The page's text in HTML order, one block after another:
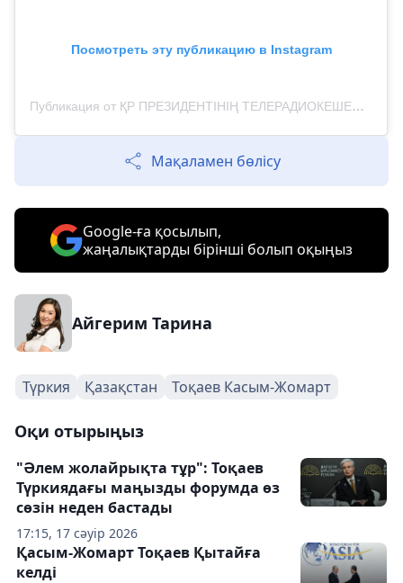
Посмотреть эту публикацию в Instagram
Публикация от ҚР ПРЕЗИДЕНТІНІҢ ТЕЛЕРАДИОКЕШЕНІ (@ptrk.kz)
Мақаламен бөлісу
Google-ға қосылып,
жаңалықтарды бірінші болып оқыңыз
Айгерим Тарина
Түркия Қазақстан Тоқаев Касым-Жомарт
Оқи отырыңыз
17:15, 17 сәуір 2026
"Әлем жолайрықта тұр": Тоқаев
Түркиядағы маңызды форумда өз
сөзін неден бастады
Қасым-Жомарт Тоқаев Қытайға
келді